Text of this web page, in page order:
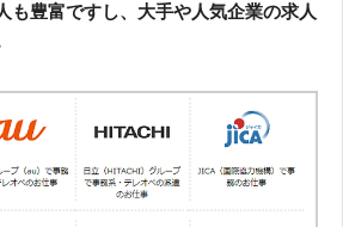
も豊富ですし、大手や人気企業の求人